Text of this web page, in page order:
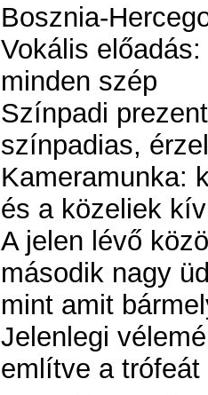
Bosznia-
Vokális
minden szép
Színpadi
színpadias,
Kameramunka:
és a közeliek
A jelen lévő
második nagy
mint amit
Jelenlegi
említve a trófeát